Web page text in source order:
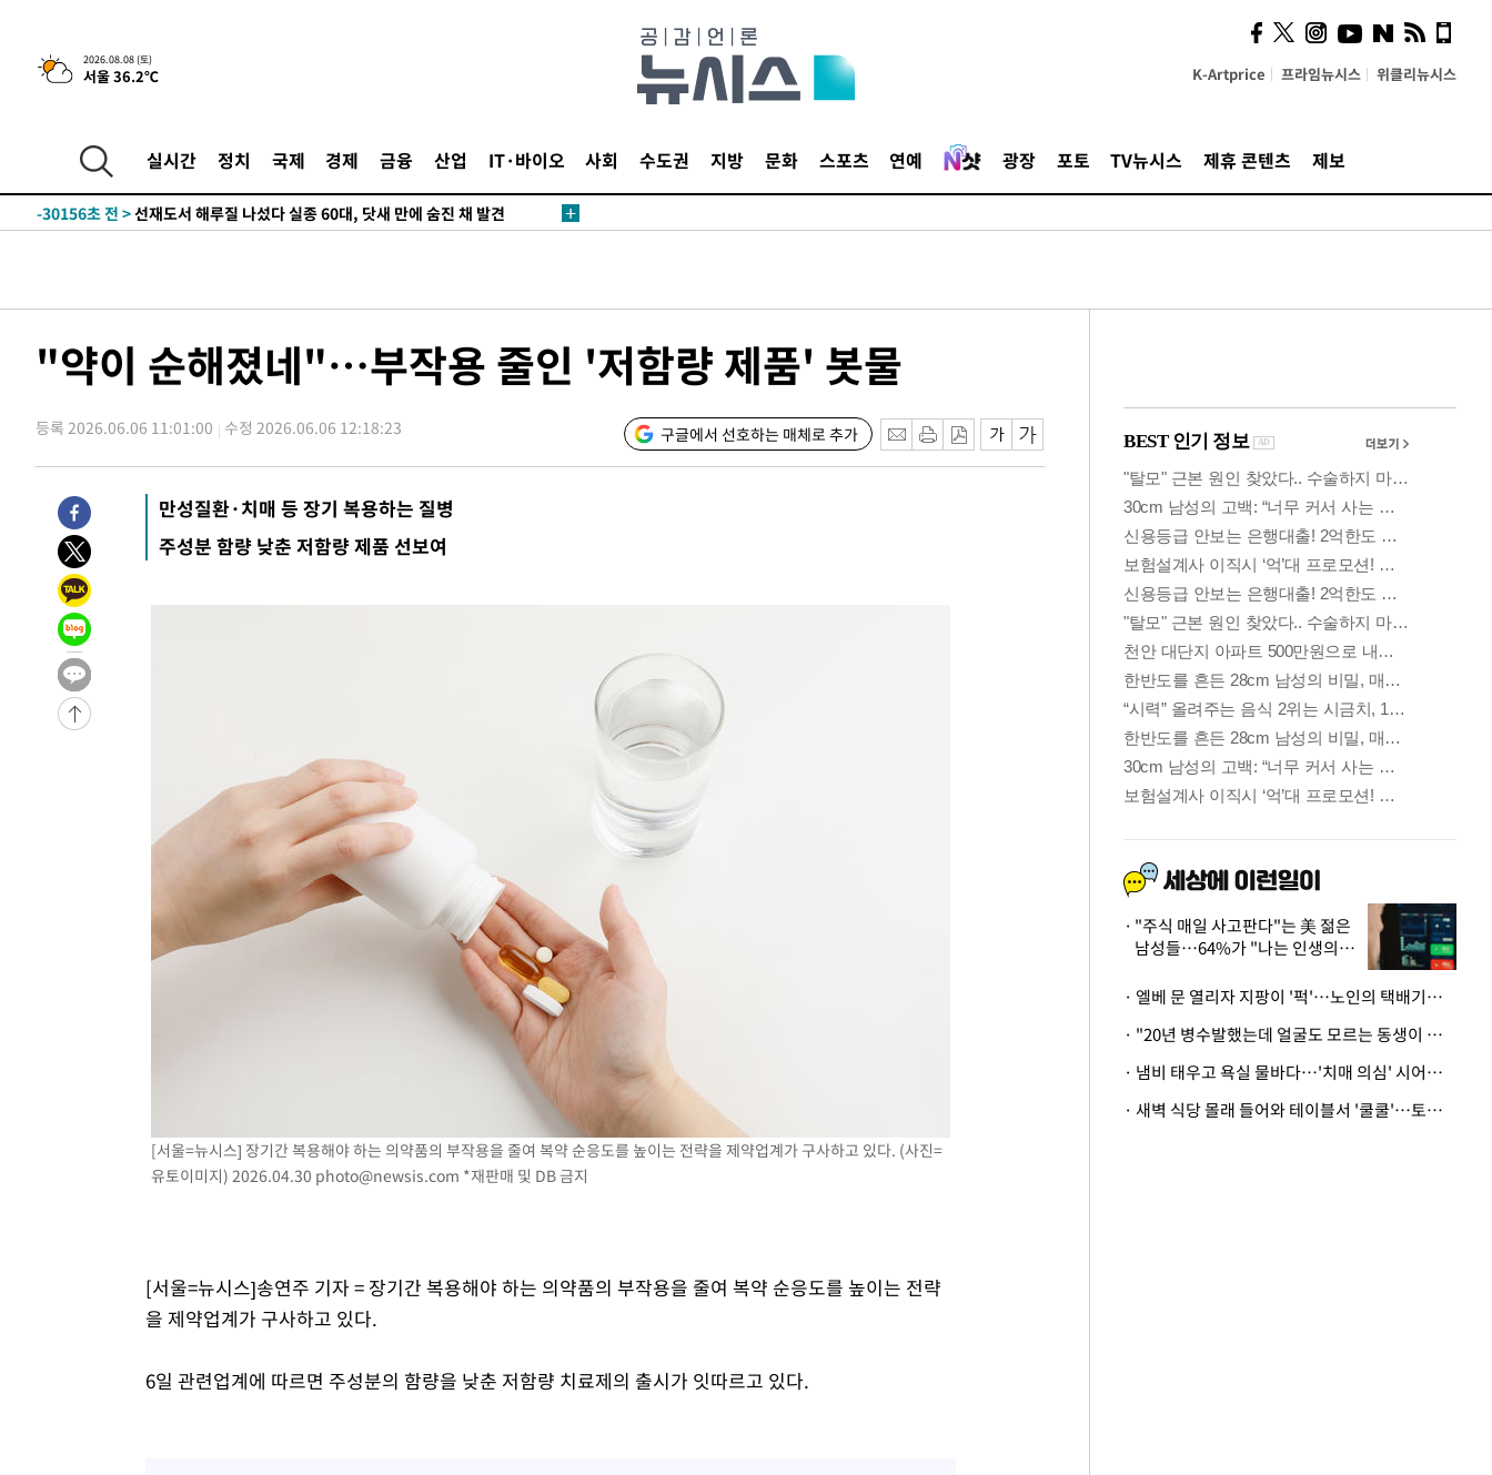
2026.08.08 (토)
서울 36.2℃ K-Artprice 프라임뉴시스 위클리뉴시스
실시간 정치 국제 경제 금융 산업 IT·바이오 사회 수도권 지방 문화 스포츠 연예 광장 포토 TV뉴시스 제휴 콘텐츠 제보
-595초 전 >
[속보]뉴욕증시 상승 마감…S&P 0.6% 나스닥 1.3%↑
-30156초 전 >
-27690초 전 >남자 농구, 나고야 아시안게임서 '홈팀' 일본과 한일전
-20311초 전 >축구협회 "압수수색·성접대 논란 사과…쇄신의 기회로 삼겠다"
송"
-7449초 전 > '최고 37도' 폭염 지속…강원동해안 최대 150㎜ 비
-30176초 전 >선재도서 해루질 나섰다 실종 60대, 닷새 만에 숨진 채 발견
-27710초 전 >남자 농구, 나고야 아시안게임서 '홈팀' 일본과 한일전
-27086초 전 >
여수 오동도 해상서 모터보트 전복…1명 사망·1명 실종
-23313초 전 >
극한폭염 한풀 꺾이지만…'낮 최고 35도' 무더위, 열대야 계속[다음
주 날씨]
-20331초 전 >
축구협회 "압수수색·성접대 논란 사과…쇄신의 기회로 삼겠다"
-18848초 전 >
-7469초 전 >
-595초 전 >
"약이 순해졌네"…부작용 줄인 '저함량 제품' 봇물
등록 2026.06.06 11:01:00 수정 2026.06.06 12:18:23 구글에서 선호하는 매체로 추가
만성질환·치매 등 장기 복용하는 질병
주성분 함량 낮춘 저함량 제품 선보여
[서울=뉴시스] 장기간 복용해야 하는 의약품의 부작용을 줄여 복약 순응도를 높이는 전략을 제약업계가 구사하고 있다. (사진=
유토이미지) 2026.04.30 photo@newsis.com *재판매 및 DB 금지
[서울=뉴시스]송연주 기자 = 장기간 복용해야 하는 의약품의 부작용을 줄여 복약 순응도를 높이는 전략
을 제약업계가 구사하고 있다.
6일 관련업계에 따르면 주성분의 함량을 낮춘 저함량 치료제의 출시가 잇따르고 있다.
사이 해답 찾았죠"…알을
깨고 나온 '초자아'
"주식 매일 사고판다"는 美 젊은
남성들…64%가 "나는 인생의
· 엘베 문 열리자 지팡이 '퍽'…노인의 택배기사 폭행 이유
· "20년 병수발했는데 얼굴도 모르는 동생이 유산 절반을"…배다른 형제 상속권 있을까
· 냄비 태우고 욕실 물바다…'치매 의심' 시어머니 검사 권유했다가 '날벼락'
· 새벽 식당 몰래 들어와 테이블서 '쿨쿨'…토사물 남기고 사라진 남성